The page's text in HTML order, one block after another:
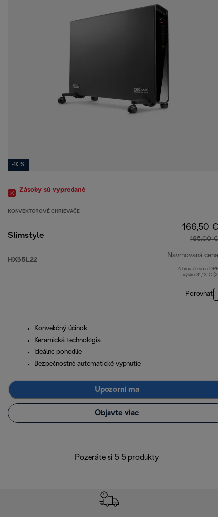
-10 %
Zásoby sú vypredané
KONVEKTOROVÉ OHRIEVAČE
Slimstyle
HX65L22
166,50 €
185,00 €
Navrhovaná cena
Zahrnutá suma
výške 31,13 €
Porovnať
Konvekčný účinok
Keramická technológia
Ideálne pohodlie
Bezpečnostné automatické vypnutie
Upozorni ma
Objavte viac
Pozeráte si 5 5 produkty